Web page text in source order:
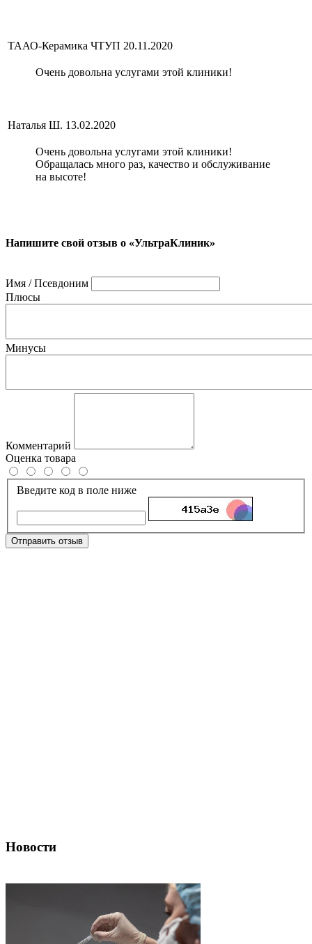
ТААО-Керамика ЧТУП 20.11.2020
Очень довольна услугами этой клиники!
Наталья Ш. 13.02.2020
Очень довольна услугами этой клиники!
Обращалась много раз, качество и обслуживание
на высоте!
Напишите свой отзыв о «УльтраКлиник»
Имя / Псевдоним
Плюсы
Минусы
Комментарий
Оценка товара
Введите код в поле ниже
Отправить отзыв
Новости